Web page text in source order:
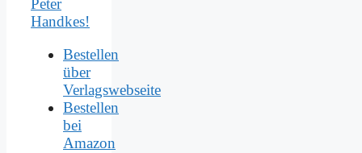
Peter
Handkes!
Bestellen
über
Verlagswebseite
Bestellen
bei
Amazon